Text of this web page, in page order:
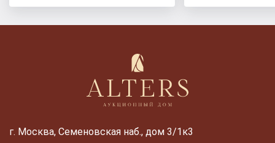
г. Москва, Семеновская наб., дом 3/1к3